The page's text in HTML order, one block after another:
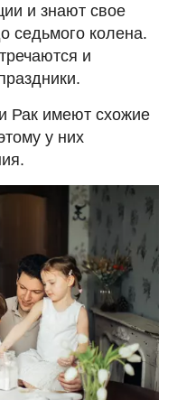
и знают свое
седьмого колена.
и
Рак имеют схожие
у них